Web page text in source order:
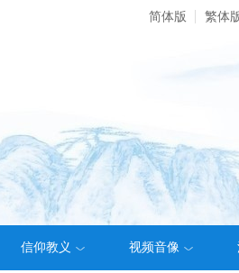
简体版 繁体
信仰教义 视频音像